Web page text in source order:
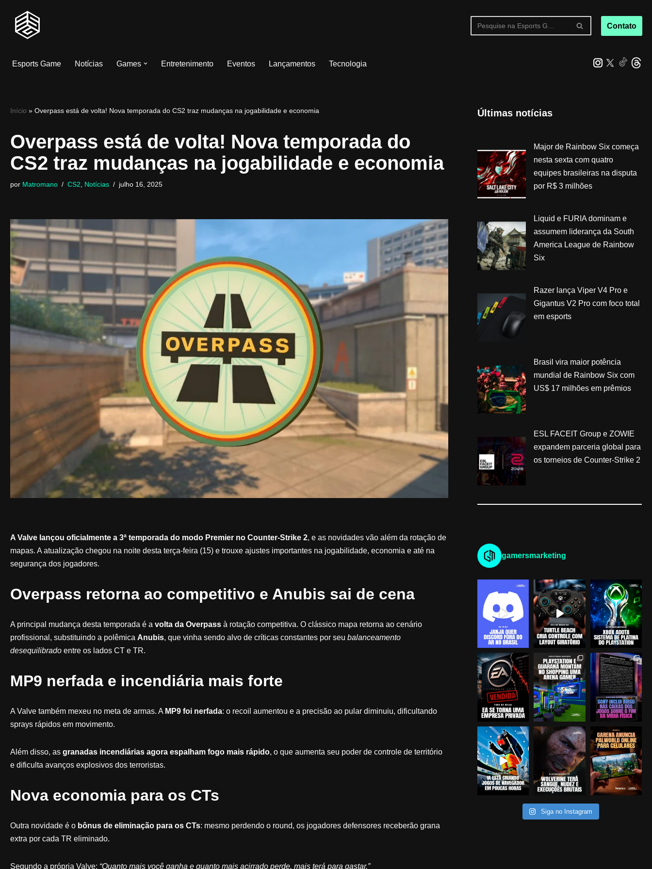
Pular
conteúdo
Contato
Esports Game Notícias Games Entretenimento Eventos Lançamentos Tecnologia
Início » Overpass está de volta! Nova temporada do CS2 traz mudanças na jogabilidade e economia
Overpass está de volta! Nova temporada do
CS2 traz mudanças na jogabilidade e economia
por Matromano CS2 Notícias julho 16, 2025
A Valve lançou oficialmente a 3ª temporada do modo Premier no Counter-Strike 2, e as novidades vão além da rotação de
mapas. A atualização chegou na noite desta terça-feira (15) e trouxe ajustes importantes na jogabilidade, economia e até na
segurança dos jogadores.
Overpass retorna ao competitivo e Anubis sai de cena
A principal mudança desta temporada é a volta da Overpassà rotação competitiva. O clássico mapa retorna ao cenário
profissional, substituindo a polêmica Anubis, que vinha sendo alvo de críticas constantes por seu balanceamento
desequilibradoentre os lados CT e TR.
MP9 nerfada e incendiária mais forte
A Valve também mexeu no meta de armas. A MP9 foi nerfada: o recoil aumentou e a precisão ao pular diminuiu, dificultando
sprays rápidos em movimento.
Além disso, as granadas incendiárias agora espalham fogo mais rápido, o que aumenta seu poder de controle de território
e dificulta avanços explosivos dos terroristas.
Nova economia para os CTs
Outra novidade é o bônus de eliminação para os CTs: mesmo perdendo o round, os jogadores defensores receberão grana
extra por cada TR eliminado.
Segundo a própria Valve: “Quanto mais você ganha e quanto mais acirrado perde, mais terá para gastar.”
Últimas notícias
Major de Rainbow Six começa
nesta sexta com quatro
equipes brasileiras na disputa
por R$ 3 milhões
Liquid e FURIA dominam e
assumem liderança da South
America League de Rainbow
Six
Razer lança Viper V4 Pro e
Gigantus V2 Pro com foco total
em esports
Brasil vira maior potência
mundial de Rainbow Six com
US$ 17 milhões em prêmios
ESL FACEIT Group e ZOWIE
expandem parceria global para
os torneios de Counter-Strike 2
gamersmarketing
Siga no Instagram